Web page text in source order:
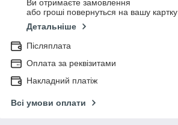
Ви отримаєте замовлення
або гроші повернуться на вашу картку
Детальніше
Післяплата
Оплата за реквізитами
Накладний платіж
Всі умови оплати